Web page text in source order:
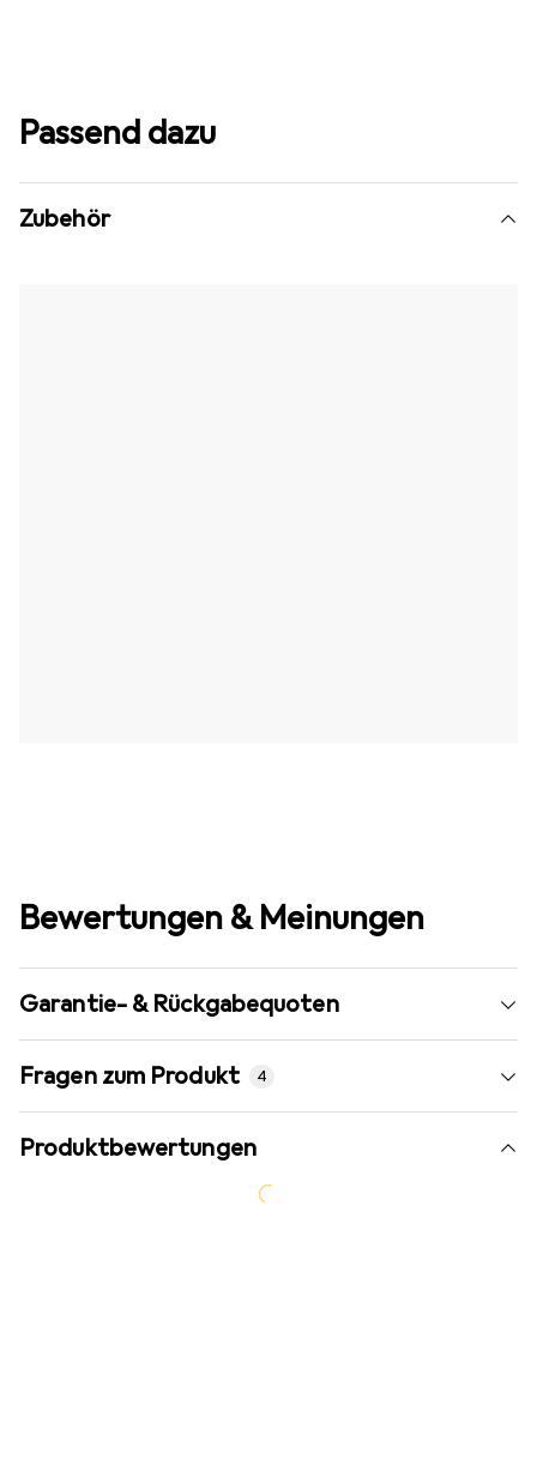
Passend dazu
Zubehör
Bewertungen & Meinungen
Garantie- & Rückgabequoten
Fragen zum Produkt 4
Produktbewertungen